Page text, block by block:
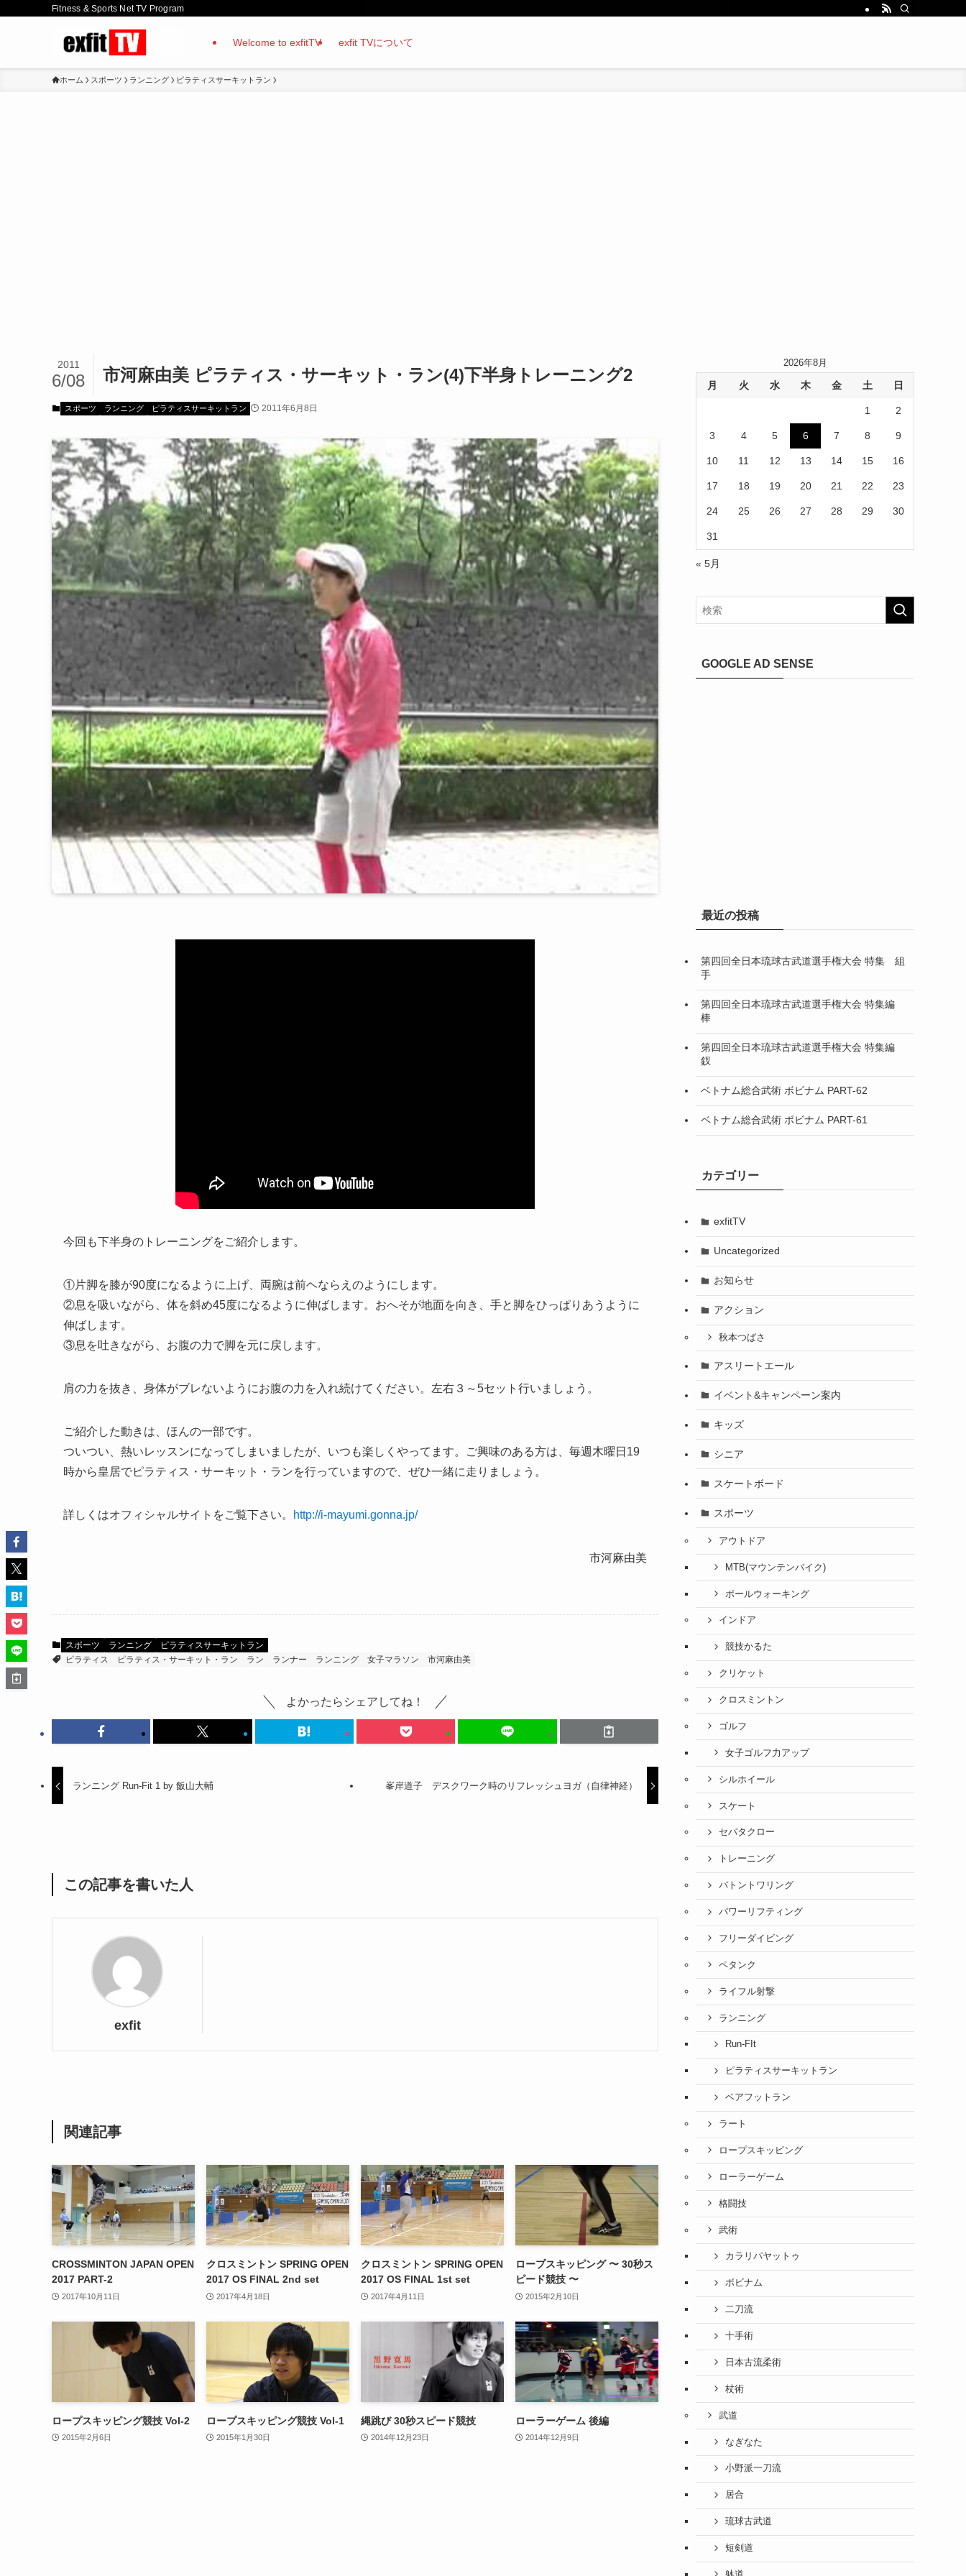
Fitness & Sports Net TV Program
Welcome to exfitTV exfit TVについて
ホーム スポーツ ランニング ピラティスサーキットラン
市河麻由美 ピラティス・サーキット・ラン(4)下半身トレーニング2
2011
6/08
スポーツ ランニング ピラティスサーキットラン 2011年6月8日
今回も下半身のトレーニングをご紹介します。
①片脚を膝が90度になるように上げ、両腕は前ヘならえのようにします。
②息を吸いながら、体を斜め45度になるように伸ばします。おへそが地面を向き、手と脚をひっぱりあうように
伸ばします。
③息を吐きながら、お腹の力で脚を元に戻します。
肩の力を抜き、身体がブレないようにお腹の力を入れ続けてください。左右３～5セット行いましょう。
ご紹介した動きは、ほんの一部です。
ついつい、熱いレッスンになってしまいましたが、いつも楽しくやってます。ご興味のある方は、毎週木曜日19
時から皇居でピラティス・サーキット・ランを行っていますので、ぜひ一緒に走りましょう。
詳しくはオフィシャルサイトをご覧下さい。 http://i-mayumi.gonna.jp/
市河麻由美
スポーツ ランニング
ピラティスサーキットラン
ピラティス
ピラティス・サーキット・ラン ラン ランナー ランニング 女子マラソン 市河麻由美
よかったらシェアしてね！
ランニング Run-Fit 1 by 飯山大輔 峯岸道子 デスクワーク時のリフレッシュヨガ（自律神経）
この記事を書いた人
exfit
関連記事
CROSSMINTON JAPAN OPEN
2017 PART-2
2017年10月11日
クロスミントン SPRING OPEN
2017 OS FINAL 2nd set
2017年4月18日
クロスミントン SPRING OPEN
2017 OS FINAL 1st set
2017年4月11日
ロープスキッピング 〜 30秒ス
ピード競技 〜
2015年2月10日
ロープスキッピング競技 Vol-2
2015年2月6日
ロープスキッピング競技 Vol-1
2015年1月30日
縄跳び 30秒スピード競技
2014年12月23日
ローラーゲーム 後編
2014年12月9日
2026年8月
月 火 水 木 金 土 日
1 2
3 4 5 6 7 8 9
10 11 12 13 14 15 16
17 18 19 20 21 22 23
24 25 26 27 28 29 30
31
« 5月
GOOGLE AD SENSE
最近の投稿
第四回全日本琉球古武道選手権大会 特集 組
手
第四回全日本琉球古武道選手権大会 特集編
棒
第四回全日本琉球古武道選手権大会 特集編
釵
ベトナム総合武術 ボビナム PART-62
ベトナム総合武術 ボビナム PART-61
カテゴリー
exfitTV
Uncategorized
お知らせ
アクション
秋本つばさ
アスリートエール
イベント&キャンペーン案内
キッズ
シニア
スケートボード
スポーツ
アウトドア
MTB(マウンテンバイク)
ポールウォーキング
インドア
競技かるた
クリケット
クロスミントン
ゴルフ
女子ゴルフ力アップ
シルホイール
スケート
セパタクロー
トレーニング
バトントワリング
パワーリフティング
フリーダイビング
ペタンク
ライフル射撃
ランニング
Run-FIt
ピラティスサーキットラン
ベアフットラン
ラート
ロープスキッピング
ローラーゲーム
格闘技
武術
カラリパヤットゥ
ボビナム
二刀流
十手術
日本古流柔術
杖術
武道
なぎなた
小野派一刀流
居合
琉球古武道
短剣道